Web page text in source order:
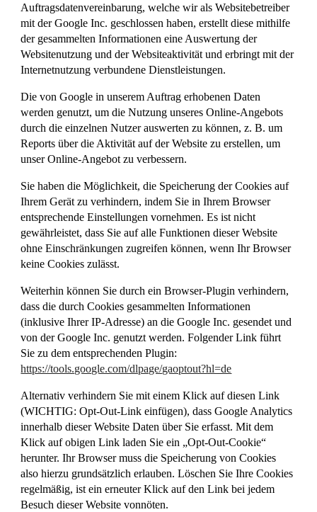
Auftragsdatenvereinbarung, welche wir als Websitebetreiber
mit der Google Inc. geschlossen haben, erstellt diese mithilfe
der gesammelten Informationen eine Auswertung der
Websitenutzung und der Websiteaktivität und erbringt mit der
Internetnutzung verbundene Dienstleistungen.
Die von Google in unserem Auftrag erhobenen Daten
werden genutzt, um die Nutzung unseres Online-Angebots
durch die einzelnen Nutzer auswerten zu können, z. B. um
Reports über die Aktivität auf der Website zu erstellen, um
unser Online-Angebot zu verbessern.
Sie haben die Möglichkeit, die Speicherung der Cookies auf
Ihrem Gerät zu verhindern, indem Sie in Ihrem Browser
entsprechende Einstellungen vornehmen. Es ist nicht
gewährleistet, dass Sie auf alle Funktionen dieser Website
ohne Einschränkungen zugreifen können, wenn Ihr Browser
keine Cookies zulässt.
Weiterhin können Sie durch ein Browser-Plugin verhindern,
dass die durch Cookies gesammelten Informationen
(inklusive Ihrer IP-Adresse) an die Google Inc. gesendet und
von der Google Inc. genutzt werden. Folgender Link führt
Sie zu dem entsprechenden Plugin:
https://tools.google.com/dlpage/gaoptout?hl=de
Alternativ verhindern Sie mit einem Klick auf diesen Link
(WICHTIG: Opt-Out-Link einfügen), dass Google Analytics
innerhalb dieser Website Daten über Sie erfasst. Mit dem
Klick auf obigen Link laden Sie ein „Opt-Out-Cookie“
herunter. Ihr Browser muss die Speicherung von Cookies
also hierzu grundsätzlich erlauben. Löschen Sie Ihre Cookies
regelmäßig, ist ein erneuter Klick auf den Link bei jedem
Besuch dieser Website vonnöten.